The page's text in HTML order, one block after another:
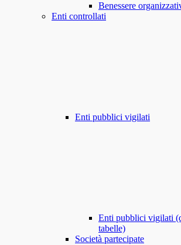
Benessere
Enti controllati
Enti pubblici vigilati
Enti pubblici vigilati
tabelle)
Società partecipate